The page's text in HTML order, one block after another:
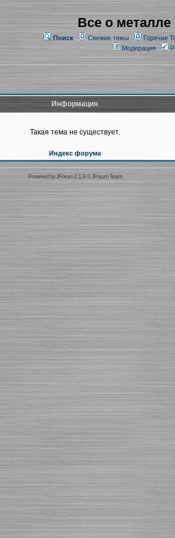
Все о металле
Поиск Свежие темы Горячие
Модерация
Информация
Такая тема не существует.
Индекс форума
Powered byJForum 2.1.9©JForum Team